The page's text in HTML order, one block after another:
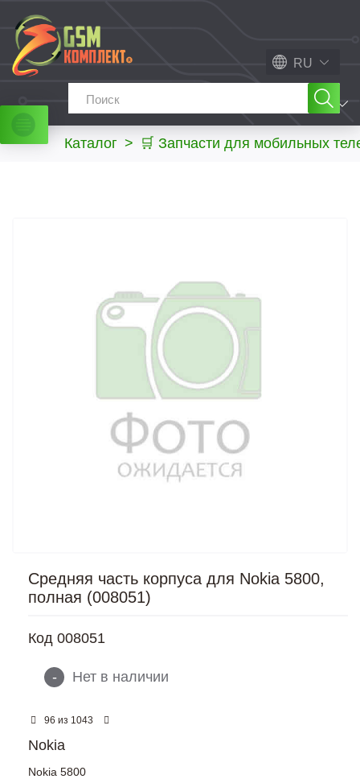
RU
МЕНЮ
Каталог > 🛒 Запчасти для мобильных
Средняя часть корпуса для Nokia 5800,
полная (008051)
Код 008051
- Нет в наличии
96 из 1043
Nokia
Nokia 5800